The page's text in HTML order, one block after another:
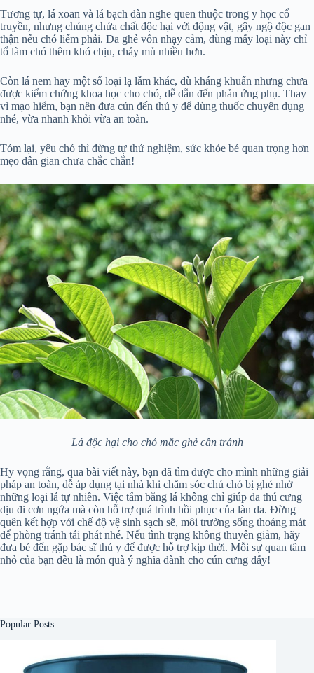
Tương tự, lá xoan và lá bạch đàn nghe quen thuộc trong y học cổ
truyền, nhưng chúng chứa chất độc hại với động vật, gây ngộ độc gan
thận nếu chó liếm phải. Da ghẻ vốn nhạy cảm, dùng mấy loại này chỉ
tổ làm chó thêm khó chịu, chảy mủ nhiều hơn.
Còn lá nem hay một số loại lạ lẫm khác, dù kháng khuẩn nhưng chưa
được kiểm chứng khoa học cho chó, dễ dẫn đến phản ứng phụ. Thay
vì mạo hiểm, bạn nên đưa cún đến thú y để dùng thuốc chuyên dụng
nhé, vừa nhanh khỏi vừa an toàn.
Tóm lại, yêu chó thì đừng tự thử nghiệm, sức khỏe bé quan trọng hơn
mẹo dân gian chưa chắc chắn!
Lá độc hại cho chó mắc ghẻ cần tránh
Hy vọng rằng, qua bài viết này, bạn đã tìm được cho mình những giải
pháp an toàn, dễ áp dụng tại nhà khi chăm sóc chú chó bị ghẻ nhờ
những loại lá tự nhiên. Việc tắm bằng lá không chỉ giúp da thú cưng
dịu đi cơn ngứa mà còn hỗ trợ quá trình hồi phục của làn da. Đừng
quên kết hợp với chế độ vệ sinh sạch sẽ, môi trường sống thoáng mát
để phòng tránh tái phát nhé. Nếu tình trạng không thuyên giảm, hãy
đưa bé đến gặp bác sĩ thú y để được hỗ trợ kịp thời. Mỗi sự quan tâm
nhỏ của bạn đều là món quà ý nghĩa dành cho cún cưng đấy!
Popular Posts